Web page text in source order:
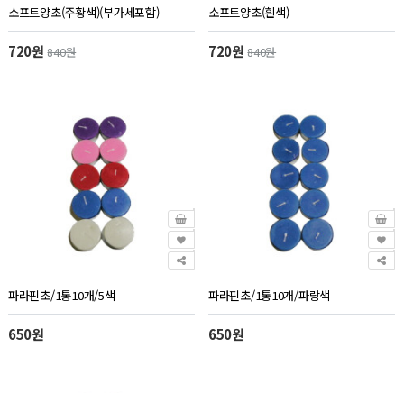
소프트양초(주황색)(부가세포함)
720원840원
소프트양초(흰색)
720원840원
파라핀초/1통10개/5색
650원
파라핀초/1통10개/파랑색
650원